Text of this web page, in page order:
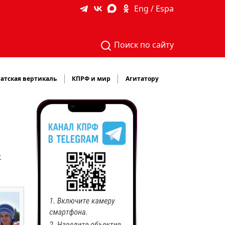
Eng / Espa
Поиск по сайту
вертикаль КПРФ и мир Агитатору